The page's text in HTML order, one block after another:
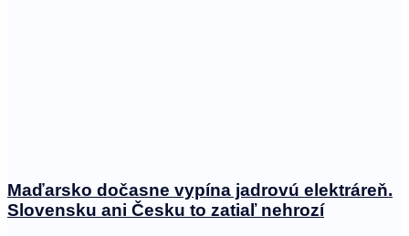
Maďarsko dočasne vypína jadrovú elektráreň.
Slovensku ani Česku to zatiaľ nehrozí